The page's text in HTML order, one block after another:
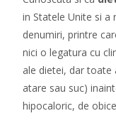
in Statele Unite si a
denumiri, printre
nici o legatura cu
ale dietei, dar toate
atare sau suc)
hipocaloric, de